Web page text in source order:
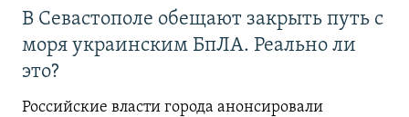
В Севастополе обещают закрыть путь с
моря украинским БпЛА. Реально ли
это?
Российские власти города анонсировали